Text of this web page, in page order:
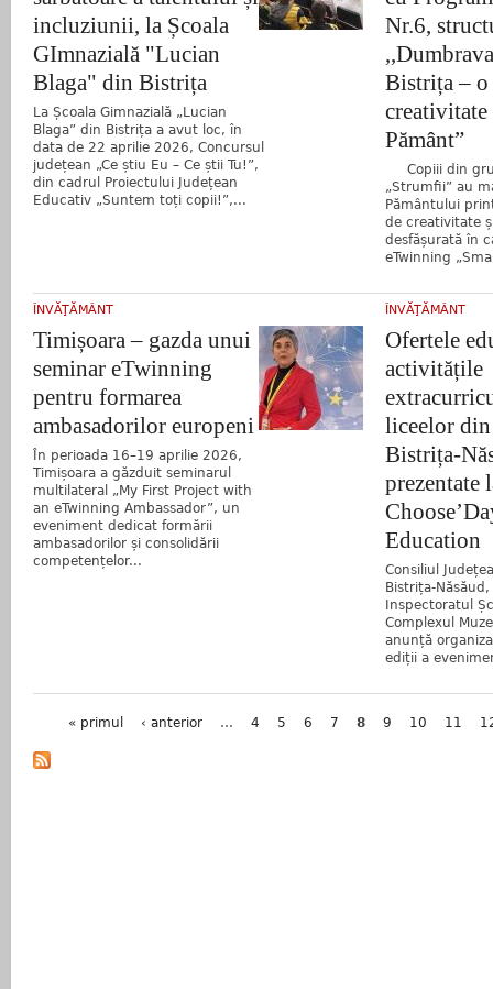
incluziunii, la Școala
GImnazială "Lucian
Blaga" din Bistrița
La Școala Gimnazială „Lucian
Blaga” din Bistrița a avut loc, în
data de 22 aprilie 2026, Concursul
județean „Ce știu Eu – Ce știi Tu!”,
din cadrul Proiectului Județean
Educativ „Suntem toți copii!”,...
Nr.6,
Bistrița – o
Pământ”
Copiii din
„Strumfii” au
Pământului
de creativitate
desfășurată în
eTwinning
ÎNVĂŢĂMÂNT
Timișoara – gazda unui
seminar eTwinning
pentru formarea
ambasadorilor europeni
În perioada 16–19 aprilie 2026,
Timișoara a găzduit seminarul
multilateral „My First Project with
an eTwinning Ambassador”, un
eveniment dedicat formării
ambasadorilor și consolidării
competențelor...
ÎNVĂŢĂMÂNT
Ofertele
activitățile
liceelor
Bistrița-
prezentate
Education
Consiliul
Bistrița-
Inspectoratul
Complexul
anunță
ediții a
Pagini
« primul ‹ anterior … 4 5 6 7 8 9 10 11